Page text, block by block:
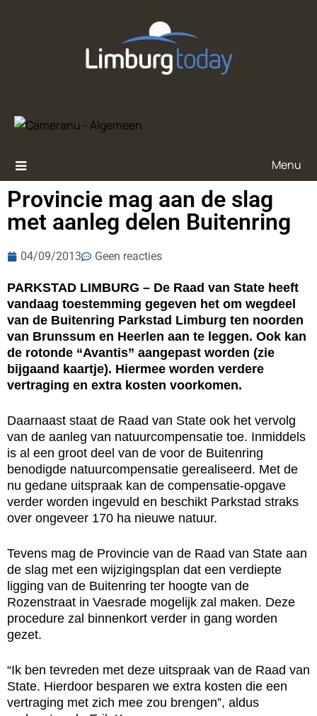
Menu
Provincie mag aan de slag
met aanleg delen Buitenring
04/09/2013 Geen reacties
PARKSTAD LIMBURG – De Raad van State heeft
vandaag toestemming gegeven het om wegdeel
van de Buitenring Parkstad Limburg ten noorden
van Brunssum en Heerlen aan te leggen. Ook kan
de rotonde “Avantis” aangepast worden (zie
bijgaand kaartje). Hiermee worden verdere
vertraging en extra kosten voorkomen.
Daarnaast staat de Raad van State ook het vervolg
van de aanleg van natuurcompensatie toe. Inmiddels
is al een groot deel van de voor de Buitenring
benodigde natuurcompensatie gerealiseerd. Met de
nu gedane uitspraak kan de compensatie-opgave
verder worden ingevuld en beschikt Parkstad straks
over ongeveer 170 ha nieuwe natuur.
Tevens mag de Provincie van de Raad van State aan
de slag met een wijzigingsplan dat een verdiepte
ligging van de Buitenring ter hoogte van de
Rozenstraat in Vaesrade mogelijk zal maken. Deze
procedure zal binnenkort verder in gang worden
gezet.
“Ik ben tevreden met deze uitspraak van de Raad van
State. Hierdoor besparen we extra kosten die een
vertraging met zich mee zou brengen”, aldus